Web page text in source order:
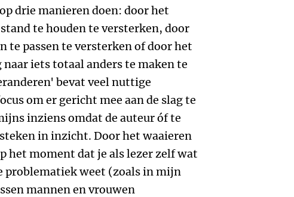
drie manieren doen: door het
te houden te versterken, door
te passen te versterken of door het
iets totaal anders te maken te
bevat veel nuttige
om er gericht mee aan de slag te
inziens omdat de auteur óf te
in inzicht. Door het waaieren
het moment dat je als lezer zelf wat
problematiek weet (zoals in mijn
mannen en vrouwen